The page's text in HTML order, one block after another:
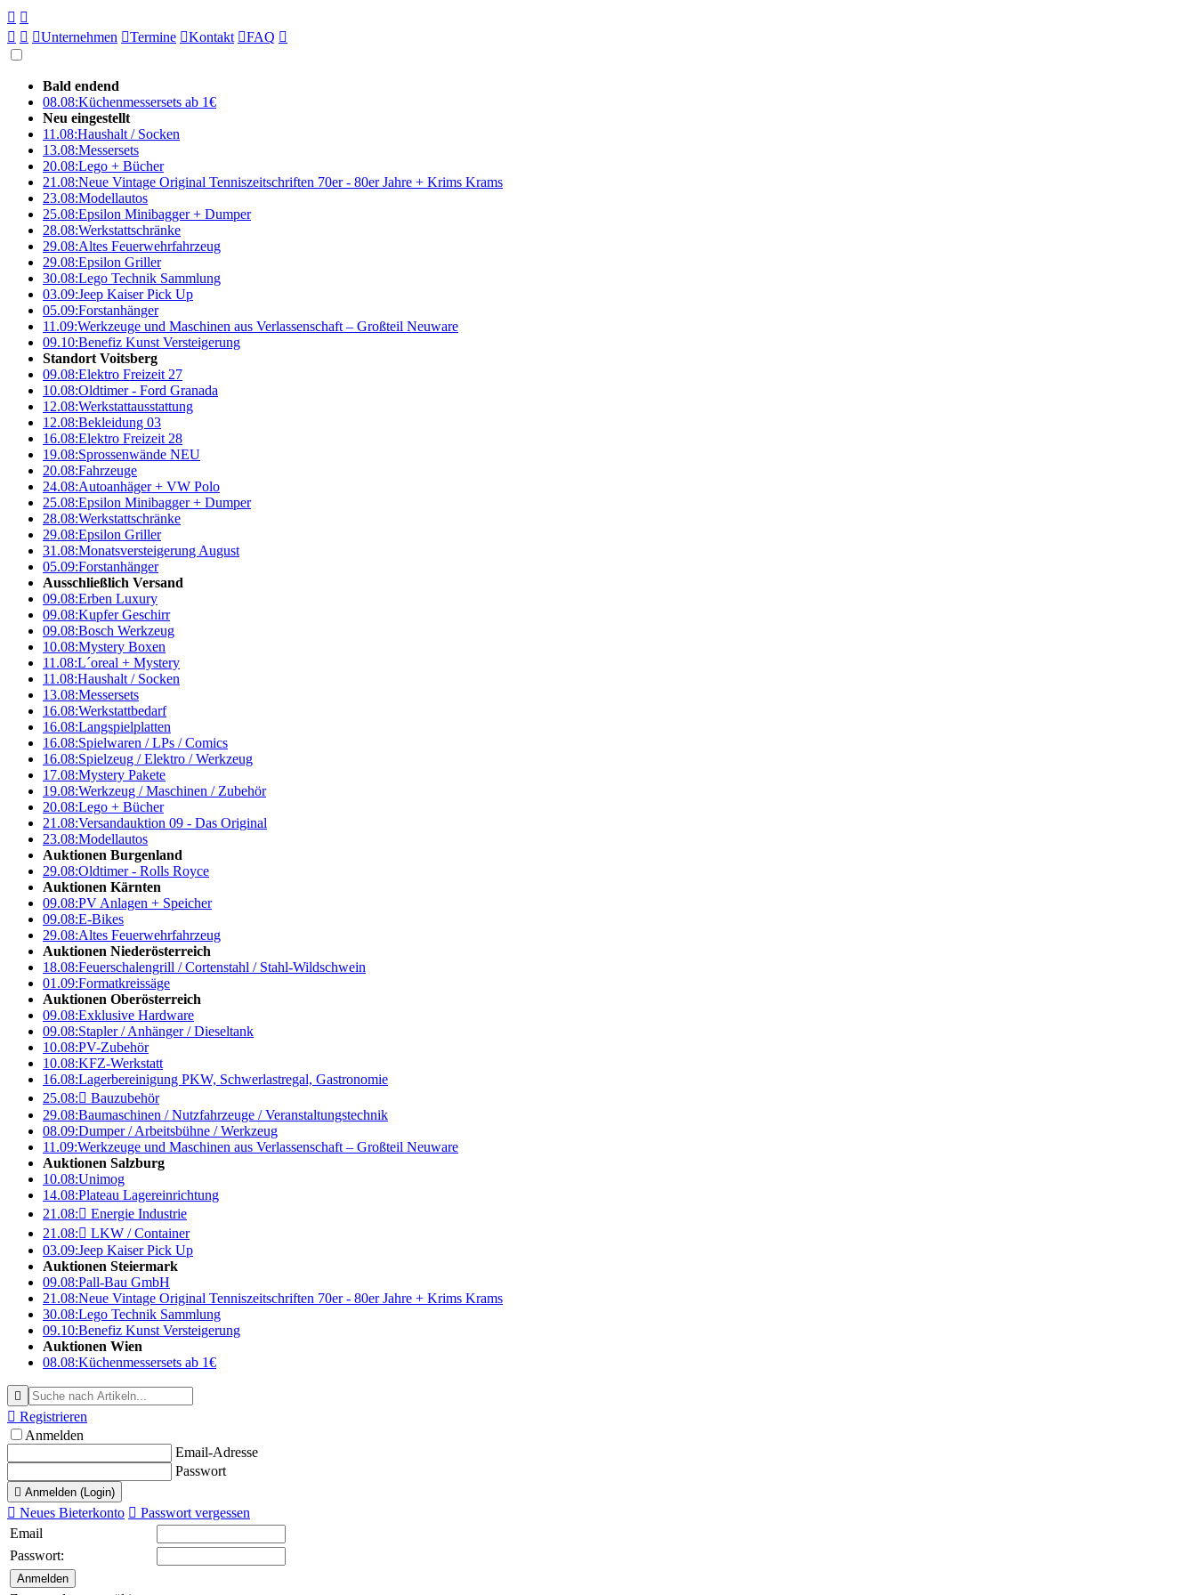
 
  Unternehmen Termine Kontakt FAQ 
Bald endend
08.08:Küchenmessersets ab 1€
Neu eingestellt
11.08:Haushalt / Socken
13.08:Messersets
20.08:Lego + Bücher
21.08:Neue Vintage Original Tenniszeitschriften 70er - 80er Jahre + Krims Krams
23.08:Modellautos
25.08:Epsilon Minibagger + Dumper
28.08:Werkstattschränke
29.08:Altes Feuerwehrfahrzeug
29.08:Epsilon Griller
30.08:Lego Technik Sammlung
03.09:Jeep Kaiser Pick Up
05.09:Forstanhänger
11.09:Werkzeuge und Maschinen aus Verlassenschaft – Großteil Neuware
09.10:Benefiz Kunst Versteigerung
Standort Voitsberg
09.08:Elektro Freizeit 27
10.08:Oldtimer - Ford Granada
12.08:Werkstattausstattung
12.08:Bekleidung 03
16.08:Elektro Freizeit 28
19.08:Sprossenwände NEU
20.08:Fahrzeuge
24.08:Autoanhäger + VW Polo
25.08:Epsilon Minibagger + Dumper
28.08:Werkstattschränke
29.08:Epsilon Griller
31.08:Monatsversteigerung August
05.09:Forstanhänger
Ausschließlich Versand
09.08:Erben Luxury
09.08:Kupfer Geschirr
09.08:Bosch Werkzeug
10.08:Mystery Boxen
11.08:L´oreal + Mystery
11.08:Haushalt / Socken
13.08:Messersets
16.08:Werkstattbedarf
16.08:Langspielplatten
16.08:Spielwaren / LPs / Comics
16.08:Spielzeug / Elektro / Werkzeug
17.08:Mystery Pakete
19.08:Werkzeug / Maschinen / Zubehör
20.08:Lego + Bücher
21.08:Versandauktion 09 - Das Original
23.08:Modellautos
Auktionen Burgenland
29.08:Oldtimer - Rolls Royce
Auktionen Kärnten
09.08:PV Anlagen + Speicher
09.08:E-Bikes
29.08:Altes Feuerwehrfahrzeug
Auktionen Niederösterreich
18.08:Feuerschalengrill / Cortenstahl / Stahl-Wildschwein
01.09:Formatkreissäge
Auktionen Oberösterreich
09.08:Exklusive Hardware
09.08:Stapler / Anhänger / Dieseltank
10.08:PV-Zubehör
10.08:KFZ-Werkstatt
16.08:Lagerbereinigung PKW, Schwerlastregal, Gastronomie
25.08: Bauzubehör
29.08:Baumaschinen / Nutzfahrzeuge / Veranstaltungstechnik
08.09:Dumper / Arbeitsbühne / Werkzeug
11.09:Werkzeuge und Maschinen aus Verlassenschaft – Großteil Neuware
Auktionen Salzburg
10.08:Unimog
14.08:Plateau Lagereinrichtung
21.08: Energie Industrie
21.08: LKW / Container
03.09:Jeep Kaiser Pick Up
Auktionen Steiermark
09.08:Pall-Bau GmbH
21.08:Neue Vintage Original Tenniszeitschriften 70er - 80er Jahre + Krims Krams
30.08:Lego Technik Sammlung
09.10:Benefiz Kunst Versteigerung
Auktionen Wien
08.08:Küchenmessersets ab 1€

 Registrieren
Anmelden
Email-Adresse
Passwort
 Anmelden (Login)
 Neues Bieterkonto  Passwort vergessen
Email
Passwort: